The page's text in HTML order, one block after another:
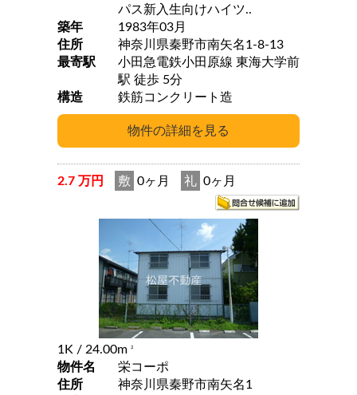
パス新入生向けハイツ..
築年
1983年03月
住所
神奈川県秦野市南矢名1-8-13
最寄駅
小田急電鉄小田原線 東海大学前
駅 徒歩 5分
構造
鉄筋コンクリート造
2.7 万円 敷 0ヶ月 礼 0ヶ月
1K / 24.00m 2
物件名
栄コーポ
住所
神奈川県秦野市南矢名1